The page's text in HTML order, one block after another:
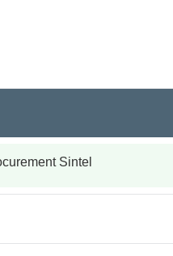
Sintel